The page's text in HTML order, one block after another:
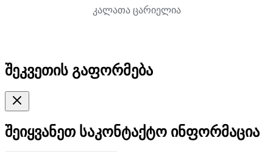
კალათა ცარიელია
შეკვეთის გაფორმება
შეიყვანეთ საკონტაქტო ინფორმაცია